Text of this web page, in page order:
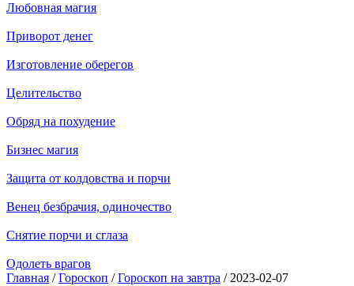
Любовная магия
Приворот денег
Изготовление оберегов
Целительство
Обряд на похудение
Бизнес магия
Защита от колдовства и порчи
Венец безбрачия, одиночество
Снятие порчи и сглаза
Одолеть врагов
Главная /Гороскоп /Гороскоп на завтра / 2023-02-07